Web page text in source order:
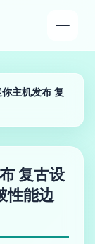
主机发布 复
复古设
性能边